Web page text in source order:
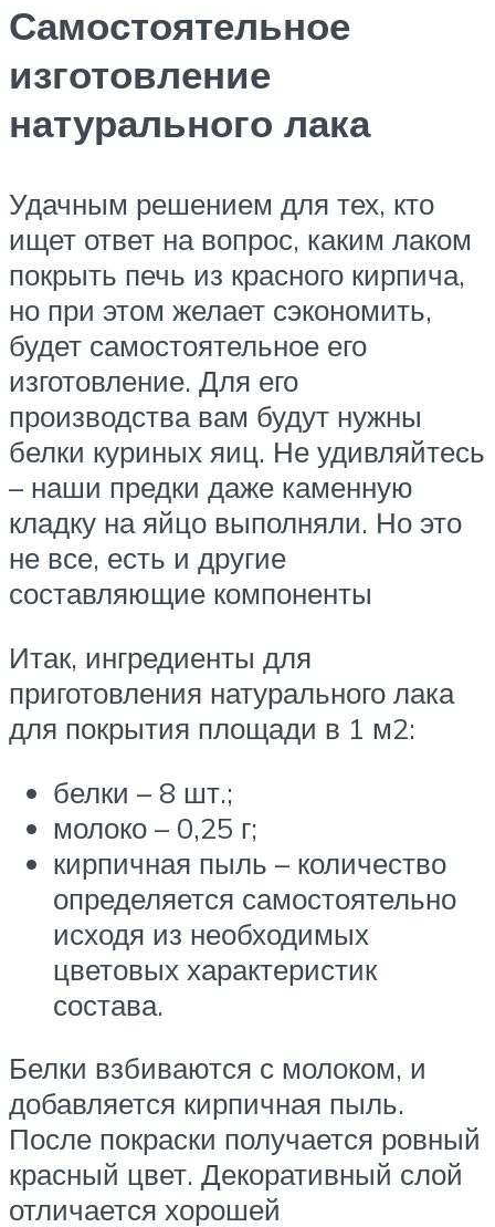
Самостоятельное
изготовление
натурального лака
Удачным решением для тех, кто
ищет ответ на вопрос, каким лаком
покрыть печь из красного кирпича,
но при этом желает сэкономить,
будет самостоятельное его
изготовление. Для его
производства вам будут нужны
белки куриных яиц. Не удивляйтесь
– наши предки даже каменную
кладку на яйцо выполняли. Но это
не все, есть и другие
составляющие компоненты
Итак, ингредиенты для
приготовления натурального лака
для покрытия площади в 1 м2:
белки – 8 шт.;
молоко – 0,25 г;
кирпичная пыль – количество
определяется самостоятельно
исходя из необходимых
цветовых характеристик
состава.
Белки взбиваются с молоком, и
добавляется кирпичная пыль.
После покраски получается ровный
красный цвет. Декоративный слой
отличается хорошей